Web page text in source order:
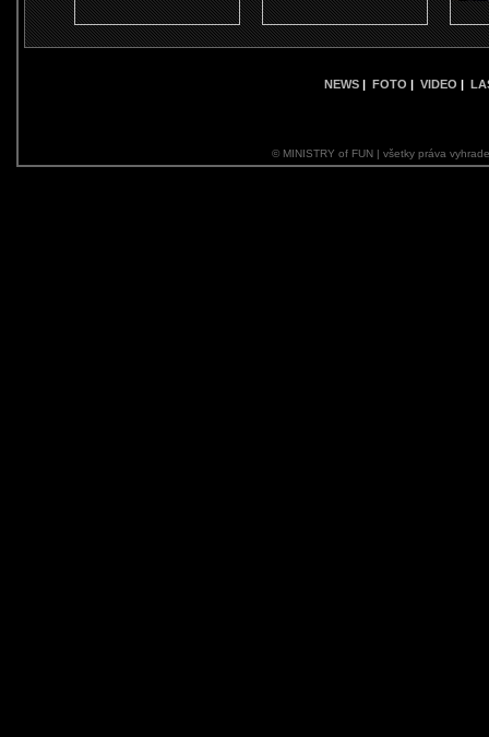
NEWS | FOTO | VIDEO |
© MINISTRY of FUN | všetky práva